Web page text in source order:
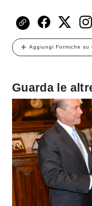
Aggiungi Formiche su
Guarda le